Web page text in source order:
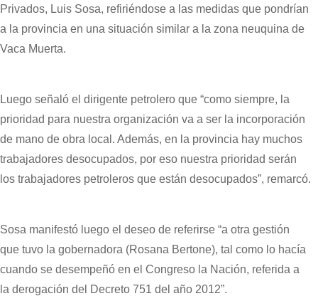
Privados, Luis Sosa, refiriéndose a las medidas que pondrían
a la provincia en una situación similar a la zona neuquina de
Vaca Muerta.
Luego señaló el dirigente petrolero que “como siempre, la
prioridad para nuestra organización va a ser la incorporación
de mano de obra local. Además, en la provincia hay muchos
trabajadores desocupados, por eso nuestra prioridad serán
los trabajadores petroleros que están desocupados”, remarcó.
Sosa manifestó luego el deseo de referirse “a otra gestión
que tuvo la gobernadora (Rosana Bertone), tal como lo hacía
cuando se desempeñó en el Congreso la Nación, referida a
la derogación del Decreto 751 del año 2012”.